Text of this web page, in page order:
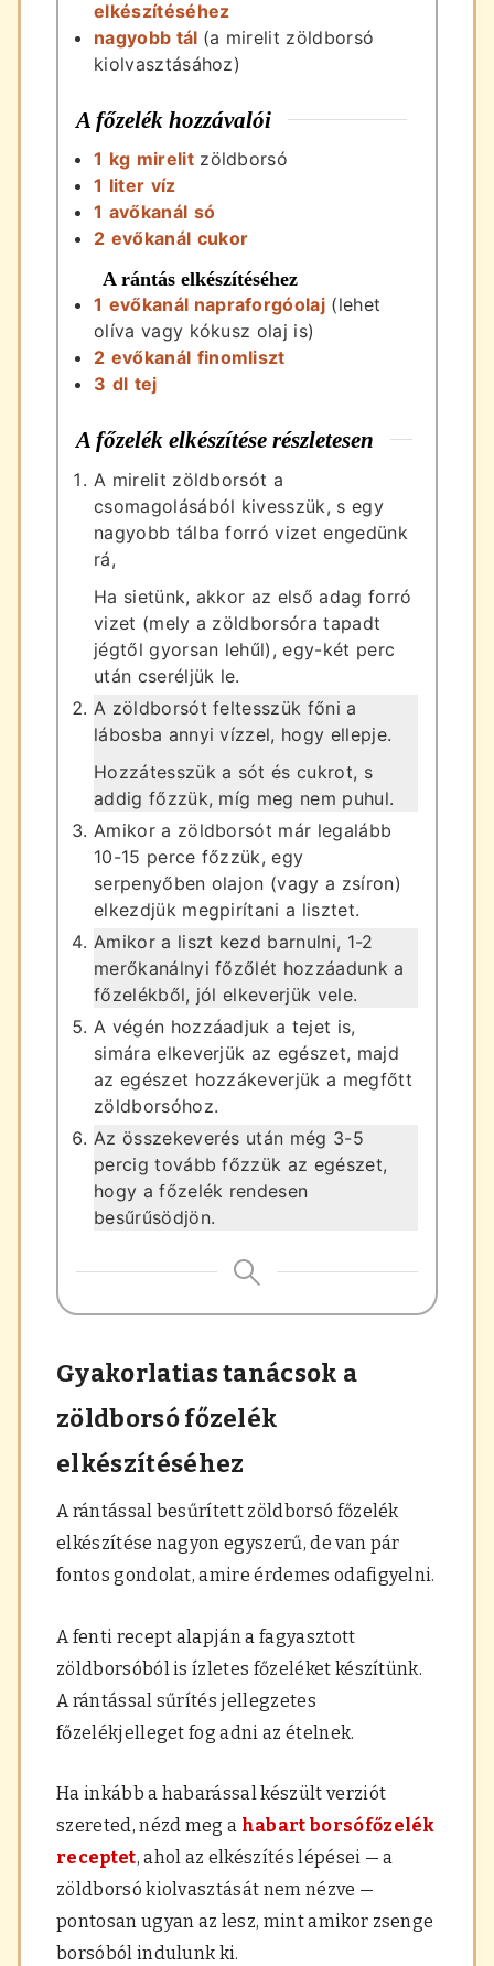
elkészítéséhez
nagyobb tál (a mirelit zöldborsó
kiolvasztásához)
A főzelék hozzávalói
1 kg mirelit zöldborsó
1 liter víz
1 avőkanál só
2 evőkanál cukor
A rántás elkészítéséhez
1 evőkanál napraforgóolaj (lehet
olíva vagy kókusz olaj is)
2 evőkanál finomliszt
3 dl tej
A főzelék elkészítése részletesen
A mirelit zöldborsót a
csomagolásából kivesszük, s egy
nagyobb tálba forró vizet engedünk
rá,
Ha sietünk, akkor az első adag forró
vizet (mely a zöldborsóra tapadt
jégtől gyorsan lehűl), egy-két perc
után cseréljük le.
A zöldborsót feltesszük főni a
lábosba annyi vízzel, hogy ellepje.
Hozzátesszük a sót és cukrot, s
addig főzzük, míg meg nem puhul.
Amikor a zöldborsót már legalább
10-15 perce főzzük, egy
serpenyőben olajon (vagy a zsíron)
elkezdjük megpirítani a lisztet.
Amikor a liszt kezd barnulni, 1-2
merőkanálnyi főzőlét hozzáadunk a
főzelékből, jól elkeverjük vele.
A végén hozzáadjuk a tejet is,
simára elkeverjük az egészet, majd
az egészet hozzákeverjük a megfőtt
zöldborsóhoz.
Az összekeverés után még 3-5
percig tovább főzzük az egészet,
hogy a főzelék rendesen
besűrűsödjön.
Gyakorlatias tanácsok a
zöldborsó főzelék
elkészítéséhez
A rántással besűrített zöldborsó főzelék
elkészítése nagyon egyszerű, de van pár
fontos gondolat, amire érdemes odafigyelni.
A fenti recept alapján a fagyasztott
zöldborsóból is ízletes főzeléket készítünk.
A rántással sűrítés jellegzetes
főzelékjelleget fog adni az ételnek.
Ha inkább a habarással készült verziót
szereted, nézd meg a habart borsófőzelék
receptet, ahol az elkészítés lépései — a
zöldborsó kiolvasztását nem nézve —
pontosan ugyan az lesz, mint amikor zsenge
borsóból indulunk ki.